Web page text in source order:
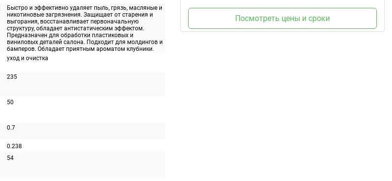
Быстро и эффективно удаляет пыль, грязь, масляные и
никотиновые загрязнения. Защищает от старения и
выгорания, восстанавливает первоначальную
структуру, обладает антистатическим эффектом.
Предназначен для обработки пластиковых и
виниловых деталей салона. Подходит для молдингов и
бамперов. Обладает приятным ароматом клубники.
уход и очистка
235
50
0.7
0.238
54
Посмотреть цены и сроки